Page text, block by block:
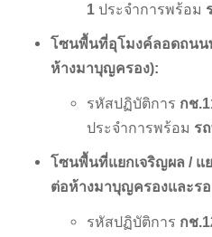
1 ประจำการพร้อม
โซนพื้นที่อุโมงค์ลอดถนน
ห้างมาบุญครอง):
รหัสปฏิบัติการ กช
ประจำการพร้อม ร
โซนพื้นที่แยกเจริญผล / แ
ต่อห้างมาบุญครองและร
รหัสปฏิบัติการ กช